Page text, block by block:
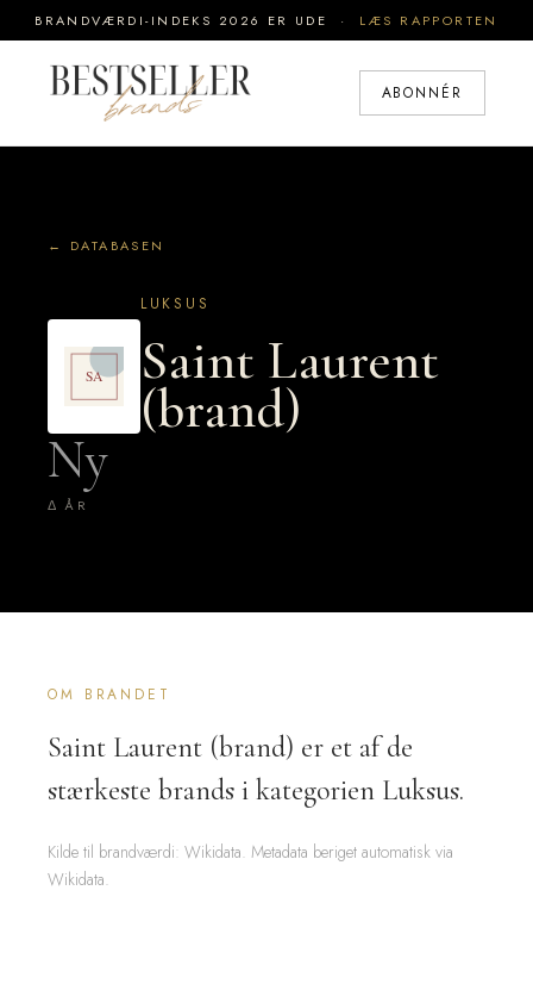
BRANDVÆRDI-INDEKS 2026 ER UDE · LÆS RAPPORTEN
ABONNÉR
← DATABASEN
LUKSUS
Saint Laurent
(brand)
Ny
Δ ÅR
OM BRANDET
Saint Laurent (brand) er et af de
stærkeste brands i kategorien Luksus.
Kilde til brandværdi: Wikidata. Metadata beriget automatisk via
Wikidata.